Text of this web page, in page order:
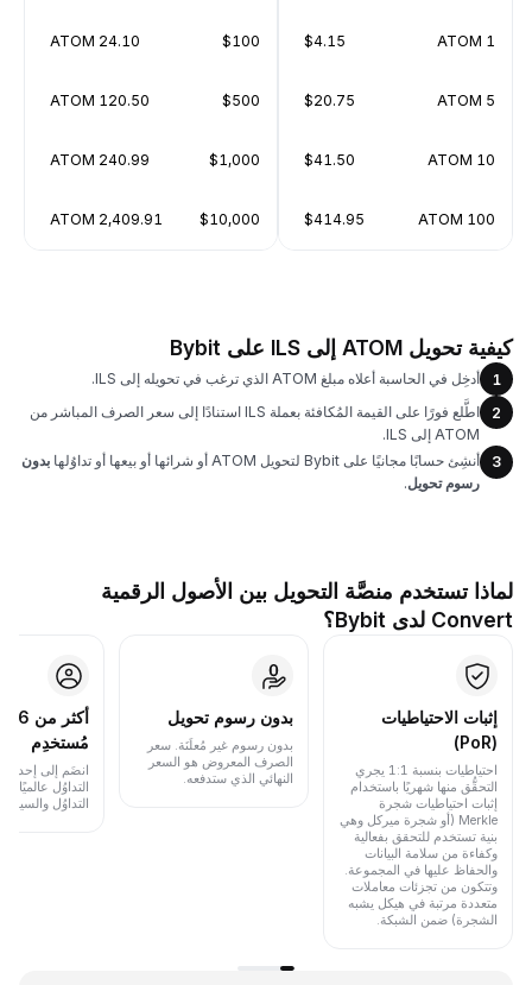
1 ATOM
$4.15
5 ATOM
$20.75
10 ATOM
$41.50
100 ATOM
$414.95
$100
24.10 ATOM
$500
120.50 ATOM
$1,000
240.99 ATOM
$10,000
2,409.91 ATOM
كيفية تحويل ATOM إلى ILS على Bybit
1
أدخِل في الحاسبة أعلاه مبلغ ATOM الذي ترغب في تحويله إلى ILS.
2
اطَّلع فورًا على القيمة المُكافئة بعملة ILS استنادًا إلى سعر الصرف المباشر من
ATOM إلى ILS.
3
أنشِئ حسابًا مجانيًا على Bybit لتحويل ATOM أو شرائها أو بيعها أو تداوُلها
بدون
رسوم تحويل.
لماذا تستخدم منصَّة التحويل بين الأصول الرقمية
Convert لدى Bybit؟
إثبات الاحتياطيات
(PoR)
احتياطيات بنسبة 1:1 يجري
التحقُّق منها شهريًا باستخدام
إثبات احتياطيات شجرة
Merkle (أو شجرة ميركل وهي
بنية تستخدم للتحقق بفعالية
وكفاءة من سلامة البيانات
والحفاظ عليها في المجموعة.
وتتكون من تجزئات معاملات
متعددة مرتبة في هيكل يشبه
الشجرة) ضمن الشبكة.
بدون رسوم تحويل
بدون رسوم غير مُعلَنَة. سعر
الصرف المعروض هو السعر
النهائي الذي ستدفعه.
مُستخدِم
انضَم إلى إحدى
التداوُل
التداوُل والسيولة.